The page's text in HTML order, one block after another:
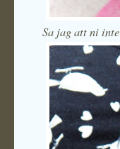
Sa jag att ni